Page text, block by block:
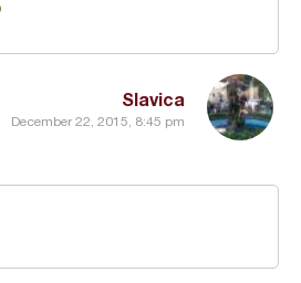
Slavica
December 22, 2015, 8:45 pm